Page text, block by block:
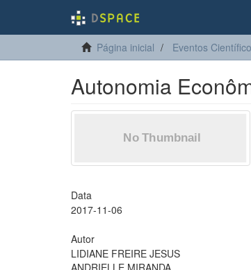
Página inicial Eventos
Autonomia
Data
2017-11-06
Autor
LIDIANE FREIRE JESUS
ANDRIELLE MIRANDA